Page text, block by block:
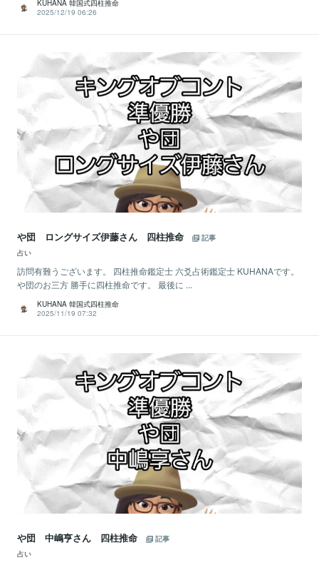
KUHANA 韓国式四柱推命
2025/12/19 06:26
や団 ロングサイズ伊藤さん 四柱推命
記事
占い
訪問有難うございます。 四柱推命鑑定士 六爻占術鑑定士 KUHANAです。
や団のお三方 勝手に四柱推命です。 最後に ...
KUHANA 韓国式四柱推命
2025/11/19 07:32
や団 中嶋亨さん 四柱推命
記事
占い